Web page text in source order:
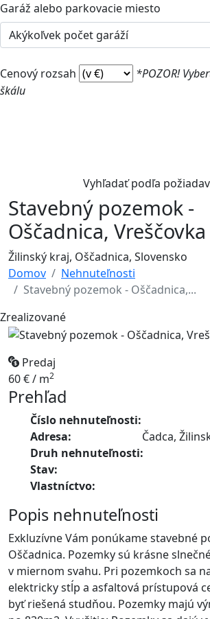
Garáž alebo parkovacie miesto
Cenový rozsah
*POZOR!
škálu
Vyhľadať podľa
Stavebný pozemok -
Oščadnica, Vreščovka
Žilinský kraj, Oščadnica, Slovensko
Domov
Nehnuteľnosti
Stavebný pozemok - Oščadnica,...
Zrealizované
Predaj
60 € / m2
Prehľad
Číslo nehnuteľnosti:
Adresa:
Čadca,
Druh nehnuteľnosti:
Stav:
Vlastníctvo:
Popis nehnuteľnosti
Exkluzívne Vám ponúkame stavebné
Oščadnica. Pozemky sú krásne
v miernom svahu. Pri pozemkoch sa
elektricky stĺp a asfaltová prístupová
byť riešená studňou. Pozemky majú